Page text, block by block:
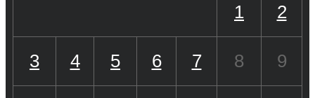
1 2
3 4 5 6 7 8 9